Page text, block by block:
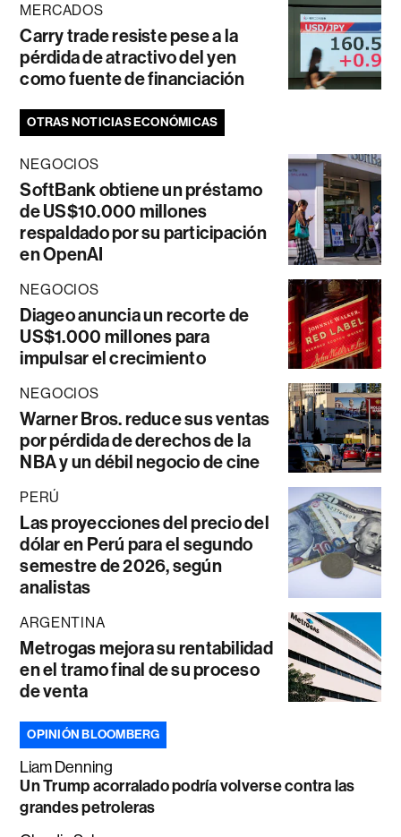
MERCADOS
Carry trade resiste pese a la
pérdida de atractivo del yen
como fuente de financiación
OTRAS NOTICIAS ECONÓMICAS
NEGOCIOS
SoftBank obtiene un préstamo
de US$10.000 millones
respaldado por su participación
en OpenAI
NEGOCIOS
Diageo anuncia un recorte de
US$1.000 millones para
impulsar el crecimiento
NEGOCIOS
Warner Bros. reduce sus ventas
por pérdida de derechos de la
NBA y un débil negocio de cine
PERÚ
Las proyecciones del precio del
dólar en Perú para el segundo
semestre de 2026, según
analistas
ARGENTINA
Metrogas mejora su rentabilidad
en el tramo final de su proceso
de venta
OPINIÓN BLOOMBERG
Liam Denning
Un Trump acorralado podría volverse contra las
grandes petroleras